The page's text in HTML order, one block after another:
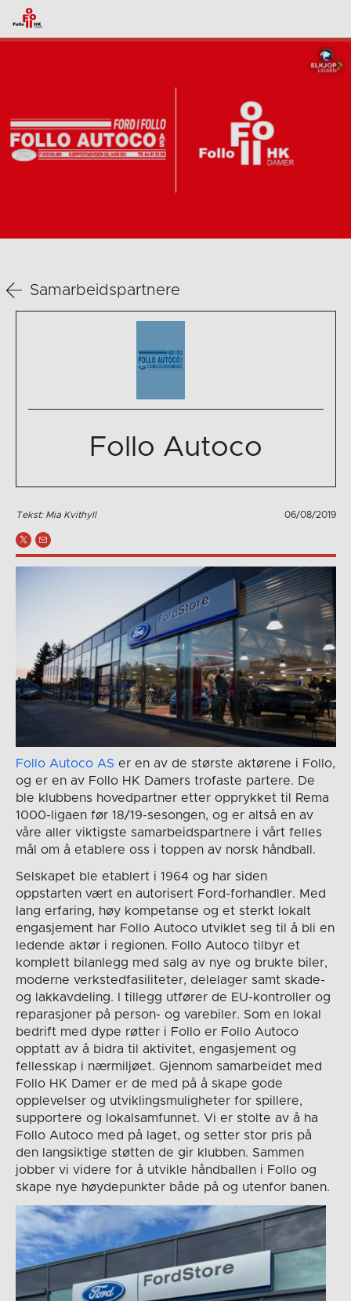
Samarbeidspartnere
Follo Autoco
Tekst: Mia Kvithyll 06/08/2019
Follo Autoco AS er en av de største aktørene i Follo,
og er en av Follo HK Damers trofaste partere. De
ble klubbens hovedpartner etter opprykket til Rema
1000-ligaen før 18/19-sesongen, og er altså en av
våre aller viktigste samarbeidspartnere i vårt felles
mål om å etablere oss i toppen av norsk håndball.
Selskapet ble etablert i 1964 og har siden
oppstarten vært en autorisert Ford-forhandler. Med
lang erfaring, høy kompetanse og et sterkt lokalt
engasjement har Follo Autoco utviklet seg til å bli en
ledende aktør i regionen. Follo Autoco tilbyr et
komplett bilanlegg med salg av nye og brukte biler,
moderne verkstedfasiliteter, delelager samt skade-
og lakkavdeling. I tillegg utfører de EU-kontroller og
reparasjoner på person- og varebiler. Som en lokal
bedrift med dype røtter i Follo er Follo Autoco
opptatt av å bidra til aktivitet, engasjement og
fellesskap i nærmiljøet. Gjennom samarbeidet med
Follo HK Damer er de med på å skape gode
opplevelser og utviklingsmuligheter for spillere,
supportere og lokalsamfunnet. Vi er stolte av å ha
Follo Autoco med på laget, og setter stor pris på
den langsiktige støtten de gir klubben. Sammen
jobber vi videre for å utvikle håndballen i Follo og
skape nye høydepunkter både på og utenfor banen.